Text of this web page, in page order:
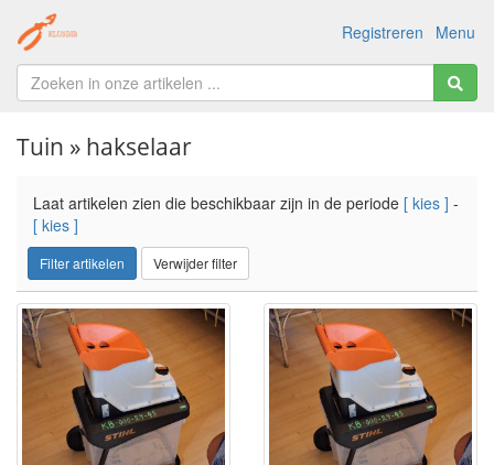
Menu
Registreren
Tuin » hakselaar
Laat artikelen zien die beschikbaar zijn in de periode [ kies ] -
[ kies ]
Filter artikelen Verwijder filter